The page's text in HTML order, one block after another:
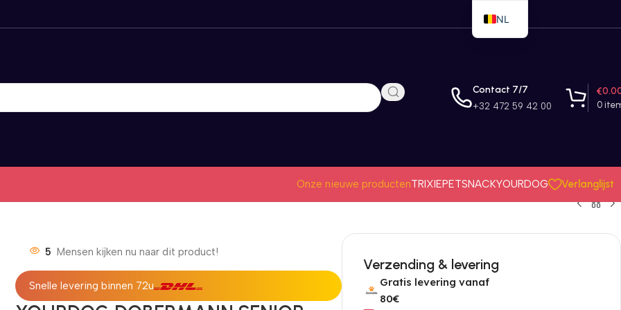
Contact 7/7
+32 472 59 42 00 0
€
Onze nieuwe productenTRIXIEPETSNACKYOURDOG
Verlanglijst
5 Mensen kijken nu naar dit product!
Snelle levering binnen 72u
Verzending & levering
Gratis levering vanaf
80€
NL
EN